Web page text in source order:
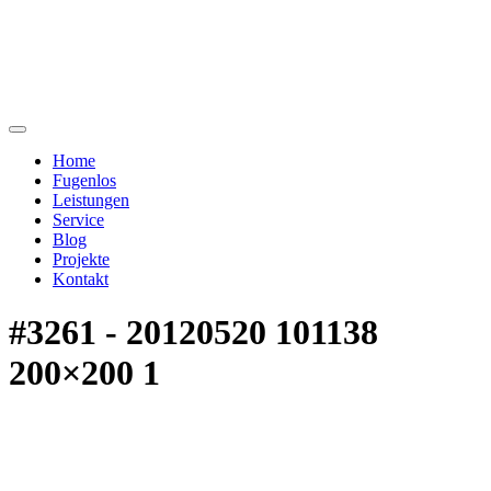
Home
Fugenlos
Leistungen
Service
Blog
Projekte
Kontakt
#3261 - 20120520 101138
200×200 1